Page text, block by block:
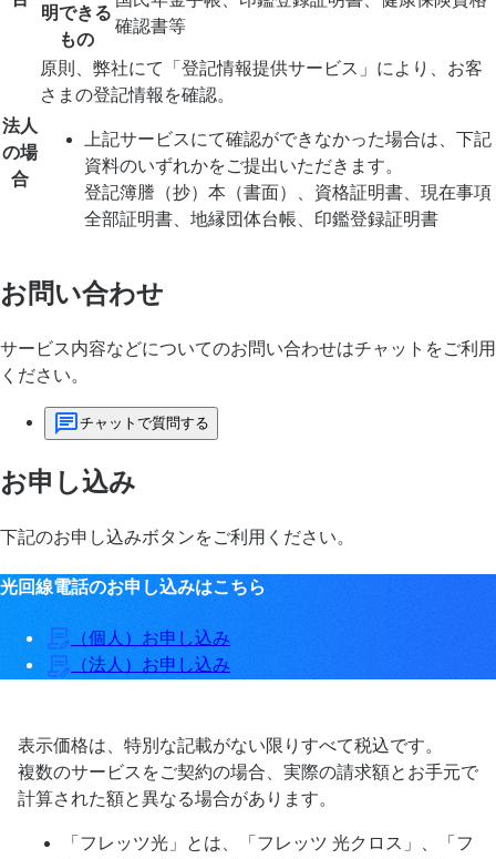
明できる
もの
確認書等
法人
の場
合
原則、弊社にて「登記情報提供サービス」により、お客
さまの登記情報を確認。
上記サービスにて確認ができなかった場合は、下記
資料のいずれかをご提出いただきます。
登記簿謄（抄）本（書面）、資格証明書、現在事項
全部証明書、地縁団体台帳、印鑑登録証明書
お問い合わせ
サービス内容などについてのお問い合わせはチャットをご利用
ください。
チャットで質問する
お申し込み
下記のお申し込みボタンをご利用ください。
光回線電話のお申し込みはこちら
（個人）お申し込み
（法人）お申し込み
表示価格は、特別な記載がない限りすべて税込です。
複数のサービスをご契約の場合、実際の請求額とお手元で
計算された額と異なる場合があります。
「フレッツ光」とは、「フレッツ 光クロス」、「フ